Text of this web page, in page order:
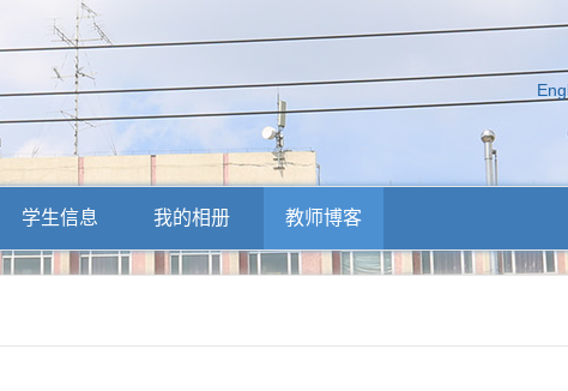
学生信息 我的相册 教师博客